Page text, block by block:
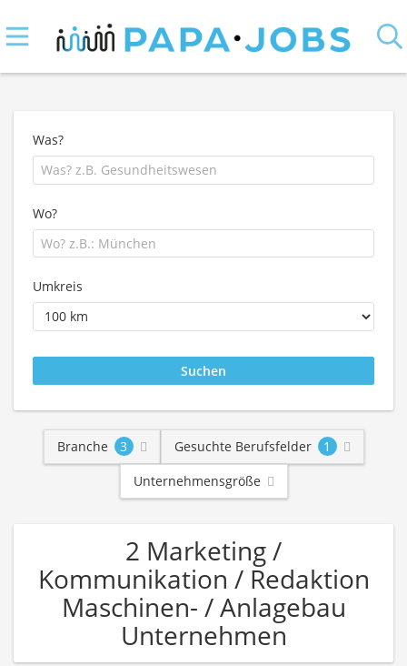
Was?
Wo?
Umkreis
Branche 3 Gesuchte Berufsfelder
1
Unternehmensgröße
2 Marketing /
Kommunikation / Redaktion
Maschinen- / Anlagebau
Unternehmen